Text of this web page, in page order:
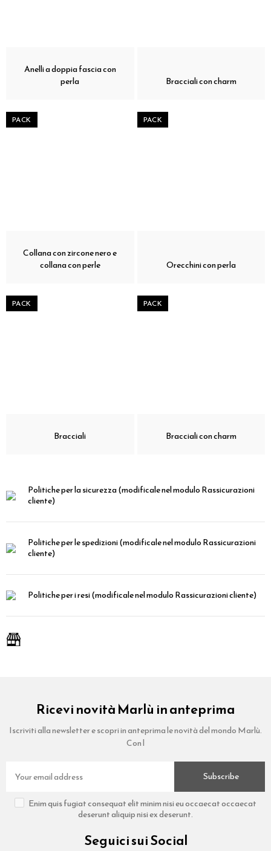
Anelli a doppia fascia con
perla
Bracciali con charm
PACK
Collana con zircone nero e
collana con perle
PACK
Orecchini con perla
PACK
Bracciali
PACK
Bracciali con charm
Politiche per la sicurezza(modificale nel modulo Rassicurazioni
cliente)
Politiche per le spedizioni(modificale nel modulo Rassicurazioni
cliente)
Politiche per i resi(modificale nel modulo Rassicurazioni cliente)
Ricevi novità Marlù in anteprima
Iscriviti alla newsletter e scopri in anteprima le novità del mondo Marlù.
Con l
Subscribe
Enim quis fugiat consequat elit minim nisi eu occaecat occaecat
deserunt aliquip nisi ex deserunt.
Seguici sui Social